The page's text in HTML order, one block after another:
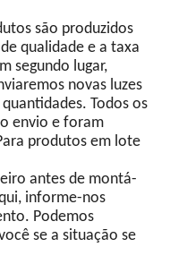
são produzidos
qualidade e a taxa
segundo lugar,
novas luzes
Todos os
envio e foram
produtos em lote
antes de montá-
informe-nos
Podemos
se a situação se